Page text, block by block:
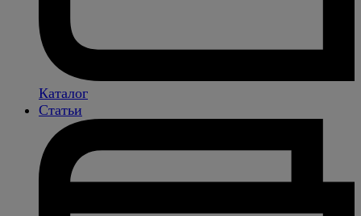
Каталог
Статьи